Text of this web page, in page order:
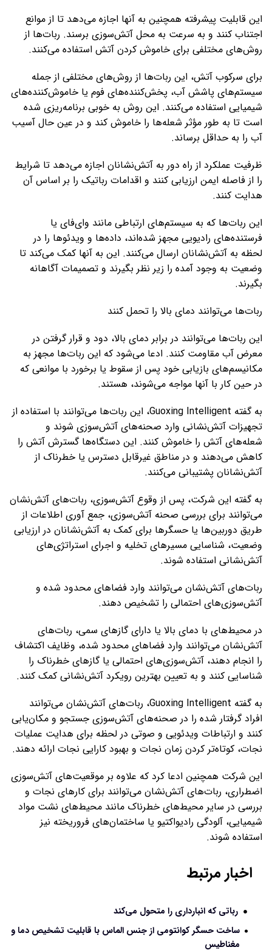
این قابلیت پیشرفته همچنین به آنها اجازه می‌دهد تا از موانع
اجتناب کنند و به سرعت به محل آتش‌سوزی برسند. ربات‌ها از
روش‌های مختلفی برای خاموش کردن آتش استفاده می‌کنند.
برای سرکوب آتش، این ربات‌ها از روش‌های مختلفی از جمله
سیستم‌های پاشش آب، پخش‌کننده‌های فوم یا خاموش‌کننده‌های
شیمیایی استفاده می‌کنند. این روش به خوبی برنامه‌ریزی شده
است تا به طور مؤثر شعله‌ها را خاموش کند و در عین حال آسیب
آب را به حداقل برساند.
ظرفیت عملکرد از راه دور به آتش‌نشانان اجازه می‌دهد تا شرایط
را از فاصله ایمن ارزیابی کنند و اقدامات رباتیک را بر اساس آن
هدایت کنند.
این ربات‌ها که به سیستم‌های ارتباطی مانند وای‌فای یا
فرستنده‌های رادیویی مجهز شده‌اند، داده‌ها و ویدئوها را در
لحظه به آتش‌نشانان ارسال می‌کنند. این به آنها کمک می‌کند تا
وضعیت به وجود آمده را زیر نظر بگیرند و تصمیمات آگاهانه
بگیرند.
ربات‌ها می‌توانند دمای بالا را تحمل کنند
این ربات‌ها می‌توانند در برابر دمای بالا، دود و قرار گرفتن در
معرض آب مقاومت کنند. ادعا می‌شود که این ربات‌ها مجهز به
مکانیسم‌های بازیابی خود پس از سقوط یا برخورد با موانعی که
در حین کار با آنها مواجه می‌شوند، هستند.
به گفته Guoxing Intelligent، این ربات‌ها می‌توانند با استفاده از
تجهیزات آتش‌نشانی وارد صحنه‌های آتش‌سوزی شوند و
شعله‌های آتش را خاموش کنند. این دستگاه‌ها گسترش آتش را
کاهش می‌دهند و در مناطق غیرقابل دسترس یا خطرناک از
آتش‌نشانان پشتیبانی می‌کنند.
به گفته این شرکت، پس از وقوع آتش‌سوزی، ربات‌های آتش‌نشان
می‌توانند برای بررسی صحنه آتش‌سوزی، جمع آوری اطلاعات از
طریق دوربین‌ها یا حسگرها برای کمک به آتش‌نشانان در ارزیابی
وضعیت، شناسایی مسیرهای تخلیه و اجرای استراتژی‌های
آتش‌نشانی استفاده شوند.
ربات‌های آتش‌نشان می‌توانند وارد فضاهای محدود شده و
آتش‌سوزی‌های احتمالی را تشخیص دهند.
در محیط‌های با دمای بالا یا دارای گازهای سمی، ربات‌های
آتش‌نشان می‌توانند وارد فضاهای محدود شده، وظایف اکتشاف
را انجام دهند، آتش‌سوزی‌های احتمالی یا گازهای خطرناک را
شناسایی کنند و به تعیین بهترین رویکرد آتش‌نشانی کمک کنند.
به گفته Guoxing Intelligent، ربات‌های آتش‌نشان می‌توانند
افراد گرفتار شده را در صحنه‌های آتش‌سوزی جستجو و مکان‌یابی
کنند و ارتباطات ویدئویی و صوتی در لحظه برای هدایت عملیات
نجات، کوتاه‌تر کردن زمان نجات و بهبود کارایی نجات ارائه دهند.
این شرکت همچنین ادعا کرد که علاوه بر موقعیت‌های آتش‌سوزی
اضطراری، ربات‌های آتش‌نشان می‌توانند برای کارهای نجات و
بررسی در سایر محیط‌های خطرناک مانند محیط‌های نشت مواد
شیمیایی، آلودگی رادیواکتیو یا ساختمان‌های فروریخته نیز
استفاده شوند.
اخبار مرتبط
رباتی که انبارداری را متحول می‌کند
ساخت حسگر کوانتومی از جنس الماس با قابلیت تشخیص دما و
مغناطیس